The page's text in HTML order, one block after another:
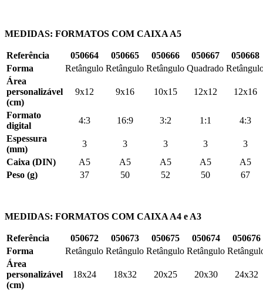
MEDIDAS: FORMATOS COM CAIXA A5
Referência 050664 050665 050666 050667
050668
Forma
Retângulo Retângulo Retângulo Quadrado
Área
personalizável
(cm)
9x12 9x16 10x15 12x12 12x16
Formato
digital
4:3 16:9 3:2 1:1
4:3
Espessura
(mm)
3 3 3 3
3
Caixa (DIN)
A5 A5 A5 A5
A5
Peso (g)
37 50 52 50 67
MEDIDAS: FORMATOS COM CAIXA A4 e A3
Referência 050672 050673 050675 050674
050676
Forma
Retângulo Retângulo Retângulo Retângulo
Área
personalizável
(cm)
18x24 18x32 20x25 20x30 24x32